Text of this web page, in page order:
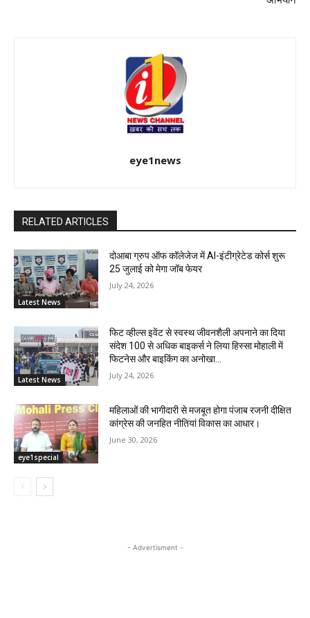
eye1news
RELATED ARTICLES
Latest News
दोआबा ग्रुप ऑफ कॉलेजेज में AI-इंटीग्रेटेड कोर्स शुरू
25 जुलाई को मेगा जॉब फेयर
July 24, 2026
Latest News
फिट व्हील्स इवेंट से स्वस्थ जीवनशैली अपनाने का दिया
संदेश 100 से अधिक बाइकर्स ने लिया हिस्सा मोहाली में
फिटनेस और बाइकिंग का अनोखा...
July 24, 2026
eye1special
महिलाओं की भागीदारी से मजबूत होगा पंजाब रजनी दीक्षित
कांग्रेस की जनहित नीतियां विकास का आधार।
June 30, 2026
- Advertisment -